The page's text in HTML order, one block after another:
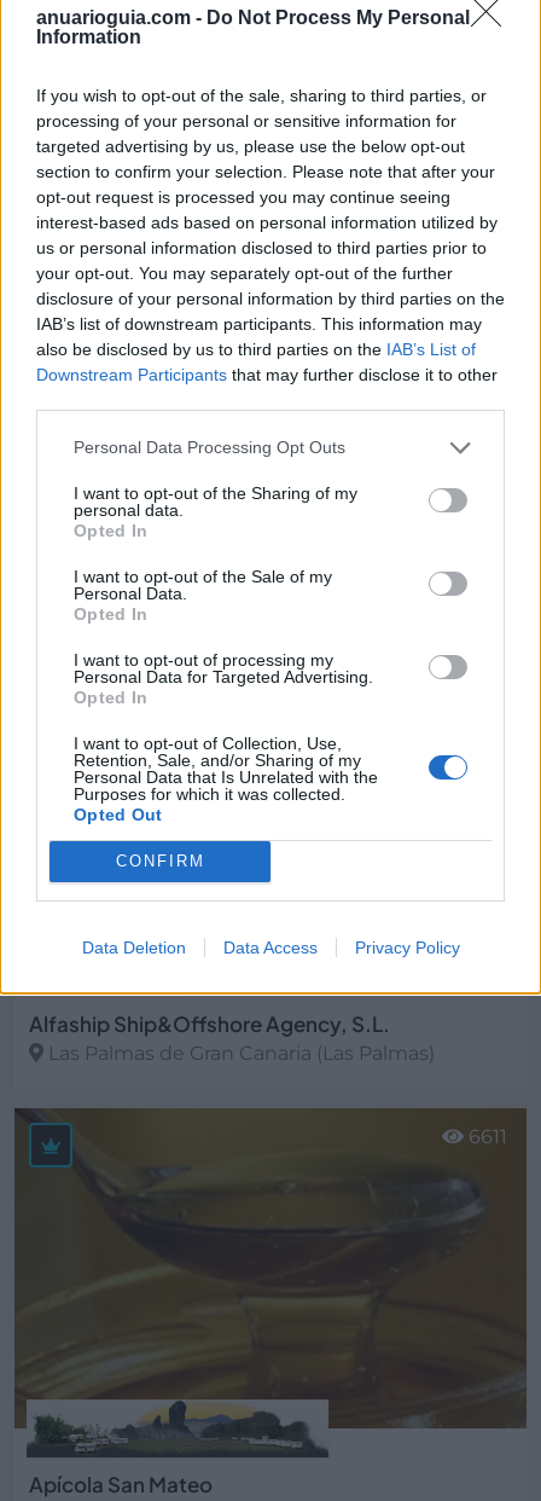
anuarioguia.com - Do Not Process My Personal
Information
If you wish to opt-out of the sale, sharing to third parties, or
processing of your personal or sensitive information for
targeted advertising by us, please use the below opt-out
section to confirm your selection. Please note that after your
opt-out request is processed you may continue seeing
interest-based ads based on personal information utilized by
us or personal information disclosed to third parties prior to
your opt-out. You may separately opt-out of the further
disclosure of your personal information by third parties on the
IAB’s list of downstream participants. This information may
also be disclosed by us to third parties on the IAB’s List of
Downstream Participants that may further disclose it to other
Personal Data Processing Opt Outs
I want to opt-out of the Sharing of my
personal data.
Opted In
I want to opt-out of the Sale of my
Personal Data.
Opted In
I want to opt-out of processing my
Personal Data for Targeted Advertising.
Opted In
I want to opt-out of Collection, Use,
Retention, Sale, and/or Sharing of my
Personal Data that Is Unrelated with the
Purposes for which it was collected.
Opted Out
CONFIRM
Data Deletion Data Access Privacy Policy
Medio Ambiente - Depuración de Aguas,
Desatascos y Limpiezas de Fosas Sépticas
Limpieza de arquetas, aljibes, colectores,
galerías, pozos y fosas sépticas
Perfil activo desde:05/08/2020|
Última actualización: 25/10/2023
Empresas destacadas
en Palmas de Gran
Canaria (Las)
Alfaship Ship&Offshore Agency, S.L.
Las Palmas de Gran Canaria (Las Palmas)
Ver más
5282
Apícola San Mateo
6611